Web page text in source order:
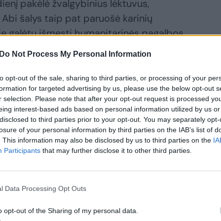
Do Not Process My Personal Information
opt-out of the sale, sharing to third parties, or processing of your
for targeted advertising by us, please use the below opt-out
selection. Please note that after your opt-out request is processed
interest-based ads based on personal information utilized by us
to third parties prior to your opt-out. You may separately
of your personal information by third parties on the IAB’s list of
This information may also be disclosed by us to third parties on the
Participants that may further disclose it to other third parties.
Data Processing Opt Outs
opt-out of the Sharing of my personal data.
pakėlė žvalgybinius lėktuvus,
šalys taip pat paruošė karinių
galėtų išmesti humanitarinės pagalbos
teritorijoje, jei veiks tūpimo takai.
ugnikalnio išsiveržimą buvo
pelenais Tongos sostinė Nukualofa,
kabeliu; jo remontas gali
kone visame pasaulyje ir girdėtas net
Ramiojo vandenyno pakrantes nuo